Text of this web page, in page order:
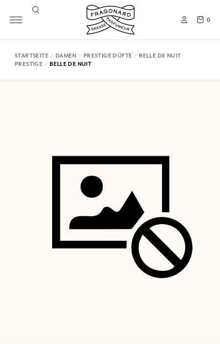
0
STARTSEITE DAMEN PRESTIGE DÜFTE
BELLE DE NUIT
PRESTIGE
BELLE DE NUIT